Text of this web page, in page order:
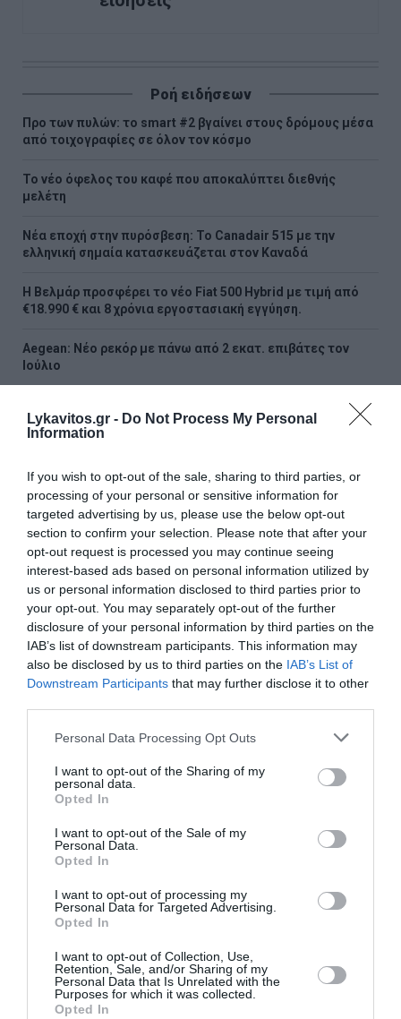
Lykavitos.gr - Do Not Process My Personal
Information
If you wish to opt-out of the sale, sharing to third parties, or
processing of your personal or sensitive information for
targeted advertising by us, please use the below opt-out
section to confirm your selection. Please note that after your
opt-out request is processed you may continue seeing
interest-based ads based on personal information utilized by
us or personal information disclosed to third parties prior to
your opt-out. You may separately opt-out of the further
disclosure of your personal information by third parties on the
IAB’s list of downstream participants. This information may
also be disclosed by us to third parties on the IAB’s List of
Downstream Participants that may further disclose it to other
Please note that this website/app uses one or more Google
not limited to your visit or usage behaviour. You may click to
grant or deny consent to Google and its third-party tags to
use your data for below specified purposes in below Google
consent section.
Personal Data Processing Opt Outs
I want to opt-out of the Sharing of my
personal data.
Opted In
I want to opt-out of the Sale of my
Personal Data.
Opted In
I want to opt-out of processing my
Personal Data for Targeted Advertising.
Opted In
I want to opt-out of Collection, Use,
Retention, Sale, and/or Sharing of my
Personal Data that Is Unrelated with the
Purposes for which it was collected.
Opted In
Ροή ειδήσεων
Προ των πυλών: το smart #2 βγαίνει στους δρόμους μέσα
από τοιχογραφίες σε όλον τον κόσμο
Το νέο όφελος του καφέ που αποκαλύπτει διεθνής
μελέτη
Νέα εποχή στην πυρόσβεση: Το Canadair 515 με την
ελληνική σημαία κατασκευάζεται στον Καναδά
Η Βελμάρ προσφέρει τo νέο Fiat 500 Hybrid με τιμή από
€18.990 € και 8 χρόνια εργοστασιακή εγγύηση.
Aegean: Νέο ρεκόρ με πάνω από 2 εκατ. επιβάτες τον
Ιούλιο
Pierrakakis Asks European Commission to Extend Fiscal
Flexibility for Energy Resilience
από το Ταμείο Ανάκαμψης – Παλεύουμε τις φωτιές με
νοικιασμένα μέσα»
Στον ανακριτή οι επτά συλληφθέντες για τη φωτιά στη
Βοιωτία – Κατηγορούνται για θερμές εργασίες σε
υπαίθριο χώρο
ΠΑΣΟΚ για το ΟΣΔΕ: «Επικοινωνιακή φιέστα αντί για
λύσεις»
Γεωργιάδης απαντά στο ΠΑΣΟΚ για τα «Σπιτάκια
Ανακύκλωσης»: «Διαβάστε όλα τα επίσημα έγγραφα και
ΟΛΕΣ ΟΙ ΕΙΔΗΣΕΙΣ →
διαβάστε ακόμη